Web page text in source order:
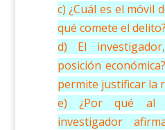
c) ¿Cuál es el móvil
qué comete el delito?
d) El
posición
permite justificar la
e) ¿Por qué al
investigador